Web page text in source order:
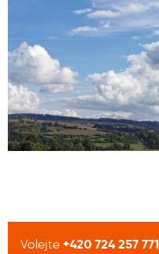
Volejte +420 724 257 771